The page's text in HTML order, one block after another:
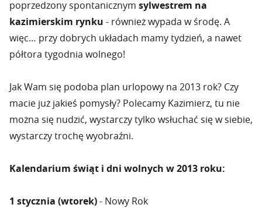
poprzedzony spontanicznym sylwestrem na
kazimierskim rynku - również wypada w środę. A
więc… przy dobrych układach mamy tydzień, a nawet
półtora tygodnia wolnego!
Jak Wam się podoba plan urlopowy na 2013 rok? Czy
macie już jakieś pomysły? Polecamy Kazimierz, tu nie
można się nudzić, wystarczy tylko wsłuchać się w siebie,
wystarczy trochę wyobraźni.
Kalendarium świąt i dni wolnych w 2013 roku:
1 stycznia (wtorek)- Nowy Rok